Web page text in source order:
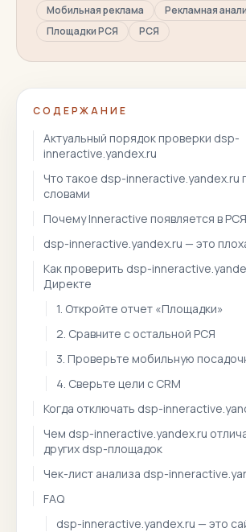
Мобильная реклама
Рекламная
Площадки РСЯ
РСЯ
СОДЕРЖАНИЕ
Актуальный порядок проверки dsp-
inneractive.yandex.ru
Что такое dsp-inneractive.yandex.ru
словами
Почему Inneractive появляется в РСЯ
dsp-inneractive.yandex.ru — это
Как проверить dsp-
Директе
1. Откройте отчет «Площадки»
2. Сравните с остальной РСЯ
3. Проверьте мобильную
4. Сверьте цели с CRM
Когда отключать dsp-
Чем dsp-inneractive.yandex.ru
других dsp-площадок
Чек-лист анализа dsp-
FAQ
dsp-inneractive.yandex.ru — это